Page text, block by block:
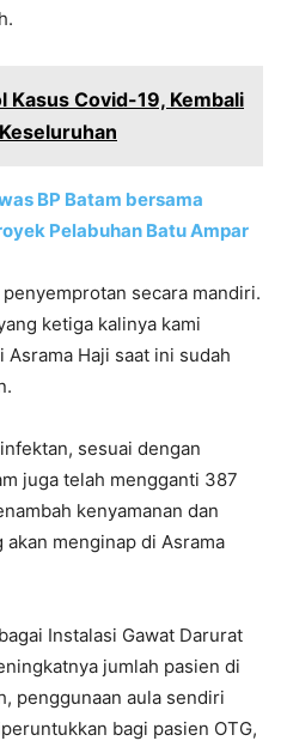
Kasus Covid-19, Kembali
BP Batam bersama
Pelabuhan Batu Ampar
secara mandiri.
ketiga kalinya kami
Haji saat ini sudah
sesuai dengan
juga telah mengganti 387
kenyamanan dan
akan menginap di Asrama
Instalasi Gawat Darurat
jumlah pasien di
penggunaan aula sendiri
bagi pasien OTG,